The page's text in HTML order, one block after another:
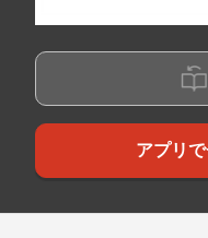
アプリ